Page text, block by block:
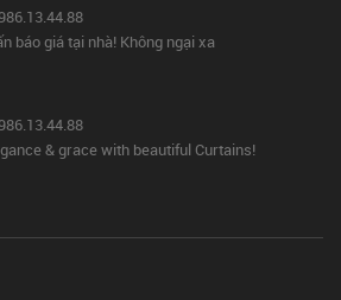
báo giá tại nhà! Không ngại xa
& grace with beautiful Curtains!